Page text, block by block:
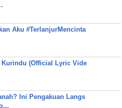
Aku #TerlanjurMencinta
Kurindu (Official Lyric Vide
Ini Pengakuan Langs